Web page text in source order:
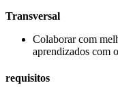
Transversal
Colaborar com
aprendizados com
requisitos